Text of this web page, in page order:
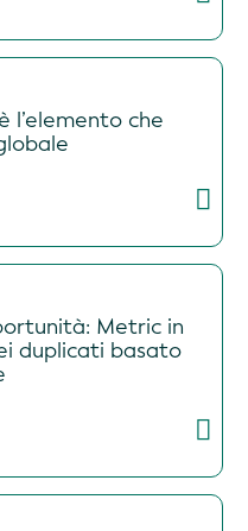
l’elemento che
Metric in
duplicati basato